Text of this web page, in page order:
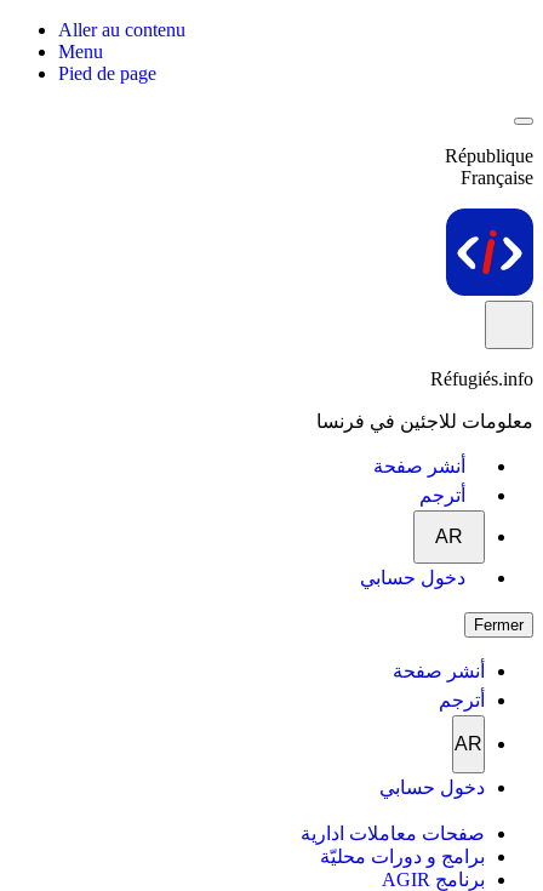
Aller au contenu
Menu
Pied de page
République
Française
Réfugiés.info
معلومات للاجئين في فرنسا
أنشر صفحة
أترجم
AR
دخول حسابي
Fermer
أنشر صفحة
أترجم
AR
دخول حسابي
صفحات معاملات ادارية
برامج و دورات محليّة
برنامج AGIR